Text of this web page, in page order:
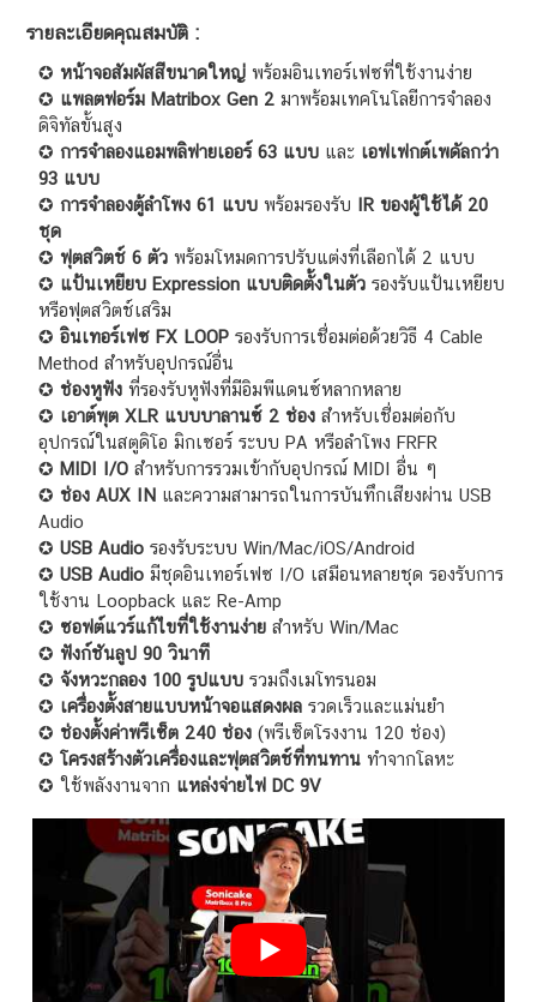
รายละเอียดคุณสมบัติ :
✪ หน้าจอสัมผัสสีขนาดใหญ่ พร้อมอินเทอร์เฟซที่ใช้งานง่าย
✪ แพลตฟอร์ม Matribox Gen 2 มาพร้อมเทคโนโลยีการจำลอง
ดิจิทัลขั้นสูง
✪ การจำลองแอมพลิฟายเออร์ 63 แบบ และ เอฟเฟกต์เพดัลกว่า
93 แบบ
✪ การจำลองตู้ลำโพง 61 แบบ พร้อมรองรับ IR ของผู้ใช้ได้ 20
ชุด
✪ ฟุตสวิตช์ 6 ตัว พร้อมโหมดการปรับแต่งที่เลือกได้ 2 แบบ
✪ แป้นเหยียบ Expression แบบติดตั้งในตัว รองรับแป้นเหยียบ
หรือฟุตสวิตช์เสริม
✪ อินเทอร์เฟซ FX LOOP รองรับการเชื่อมต่อด้วยวิธี 4 Cable
Method สำหรับอุปกรณ์อื่น
✪ ช่องหูฟัง ที่รองรับหูฟังที่มีอิมพีแดนซ์หลากหลาย
✪ เอาต์พุต XLR แบบบาลานซ์ 2 ช่อง สำหรับเชื่อมต่อกับ
อุปกรณ์ในสตูดิโอ มิกเซอร์ ระบบ PA หรือลำโพง FRFR
✪ MIDI I/O สำหรับการรวมเข้ากับอุปกรณ์ MIDI อื่น ๆ
✪ ช่อง AUX IN และความสามารถในการบันทึกเสียงผ่าน USB
Audio
✪ USB Audio รองรับระบบ Win/Mac/iOS/Android
✪ USB Audio มีชุดอินเทอร์เฟซ I/O เสมือนหลายชุด รองรับการ
ใช้งาน Loopback และ Re-Amp
✪ ซอฟต์แวร์แก้ไขที่ใช้งานง่าย สำหรับ Win/Mac
✪ ฟังก์ชันลูป 90 วินาที
✪ จังหวะกลอง 100 รูปแบบ รวมถึงเมโทรนอม
✪ เครื่องตั้งสายแบบหน้าจอแสดงผล รวดเร็วและแม่นยำ
✪ ช่องตั้งค่าพรีเซ็ต 240 ช่อง (พรีเซ็ตโรงงาน 120 ช่อง)
✪ โครงสร้างตัวเครื่องและฟุตสวิตช์ที่ทนทาน ทำจากโลหะ
✪ ใช้พลังงานจาก แหล่งจ่ายไฟ DC 9V